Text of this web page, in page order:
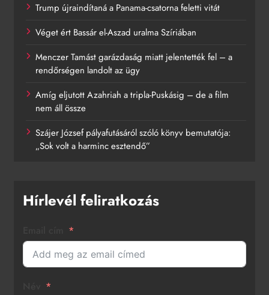
Trump újraindítaná a Panama-csatorna feletti vitát
Véget ért Bassár el-Aszad uralma Szíriában
Menczer Tamást garázdaság miatt jelentették fel – a
rendőrségen landolt az ügy
Amíg eljutott Azahriah a tripla-Puskásig – de a film
nem áll össze
Szájer József pályafutásáról szóló könyv bemutatója:
„Sok volt a harminc esztendő”
Hírlevél feliratkozás